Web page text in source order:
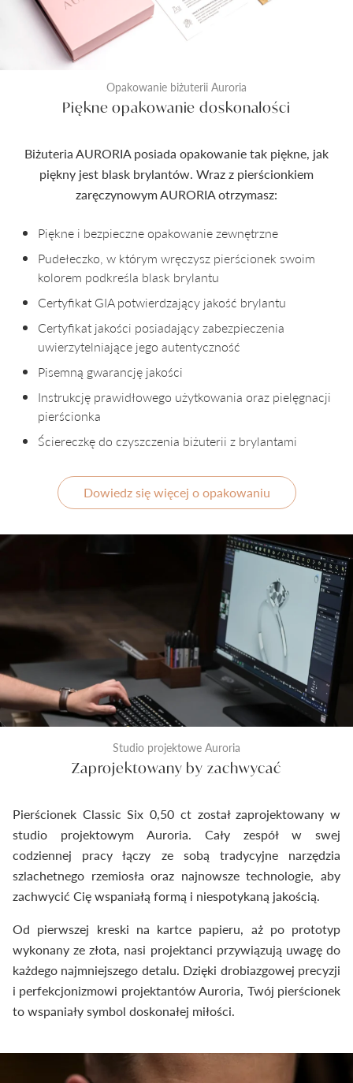
Opakowanie biżuterii Auroria
Piękne opakowanie doskonałości
Biżuteria AURORIA posiada opakowanie tak piękne, jak
piękny jest blask brylantów. Wraz z pierścionkiem
zaręczynowym AURORIA otrzymasz:
Piękne i bezpieczne opakowanie zewnętrzne
Pudełeczko, w którym wręczysz pierścionek swoim
kolorem podkreśla blask brylantu
Certyfikat GIA potwierdzający jakość brylantu
Certyfikat jakości posiadający zabezpieczenia
uwierzytelniające jego autentyczność
Pisemną gwarancję jakości
Instrukcję prawidłowego użytkowania oraz pielęgnacji
pierścionka
Ściereczkę do czyszczenia biżuterii z brylantami
Dowiedz się więcej o opakowaniu
Studio projektowe Auroria
Zaprojektowany by zachwycać
Pierścionek Classic Six 0,50 ct został zaprojektowany w
studio projektowym Auroria. Cały zespół w swej
codziennej pracy łączy ze sobą tradycyjne narzędzia
szlachetnego rzemiosła oraz najnowsze technologie, aby
zachwycić Cię wspaniałą formą i niespotykaną jakością.
Od pierwszej kreski na kartce papieru, aż po prototyp
wykonany ze złota, nasi projektanci przywiązują uwagę do
każdego najmniejszego detalu. Dzięki drobiazgowej precyzji
i perfekcjonizmowi projektantów Auroria, Twój pierścionek
to wspaniały symbol doskonałej miłości.